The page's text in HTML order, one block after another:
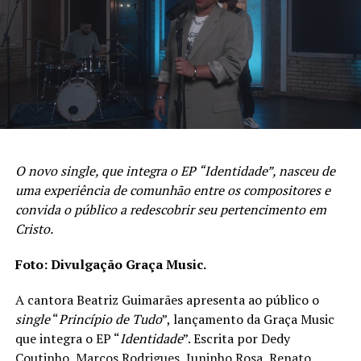
continua perto, que Ele permanece constante antes,
durante e depois do cumprimento das promessas.
O novo single, que integra o EP “Identidade”, nasceu de
uma experiência de comunhão entre os compositores e
convida o público a redescobrir seu pertencimento em
Cristo.
Foto: Divulgação Graça Music.
A cantora Beatriz Guimarães apresenta ao público o
single“Princípio de Tudo”, lançamento da Graça Music
que integra o EP “Identidade”. Escrita por Dedy